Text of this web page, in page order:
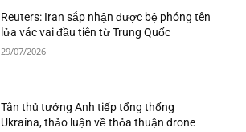
Reuters: Iran sắp nhận được bệ phóng tên
lửa vác vai đầu tiên từ Trung Quốc
29/07/2026
Tân thủ tướng Anh tiếp tổng thống
Ukraina, thảo luận về thỏa thuận drone